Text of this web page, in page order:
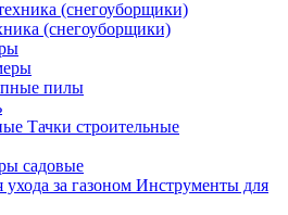
(снегоуборщики)
пилы
Тачки строительные
садовые
Инструменты для